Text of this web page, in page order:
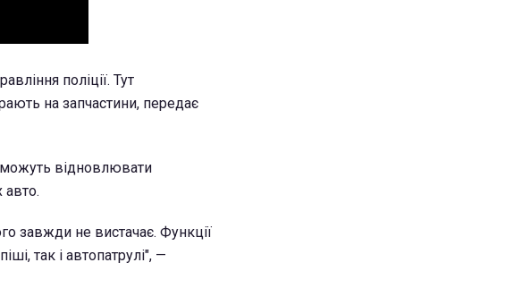
поліції. Тут
на запчастини, передає
можуть відновлювати
авто.
завжди не вистачає. Функції
так і автопатрулі", —